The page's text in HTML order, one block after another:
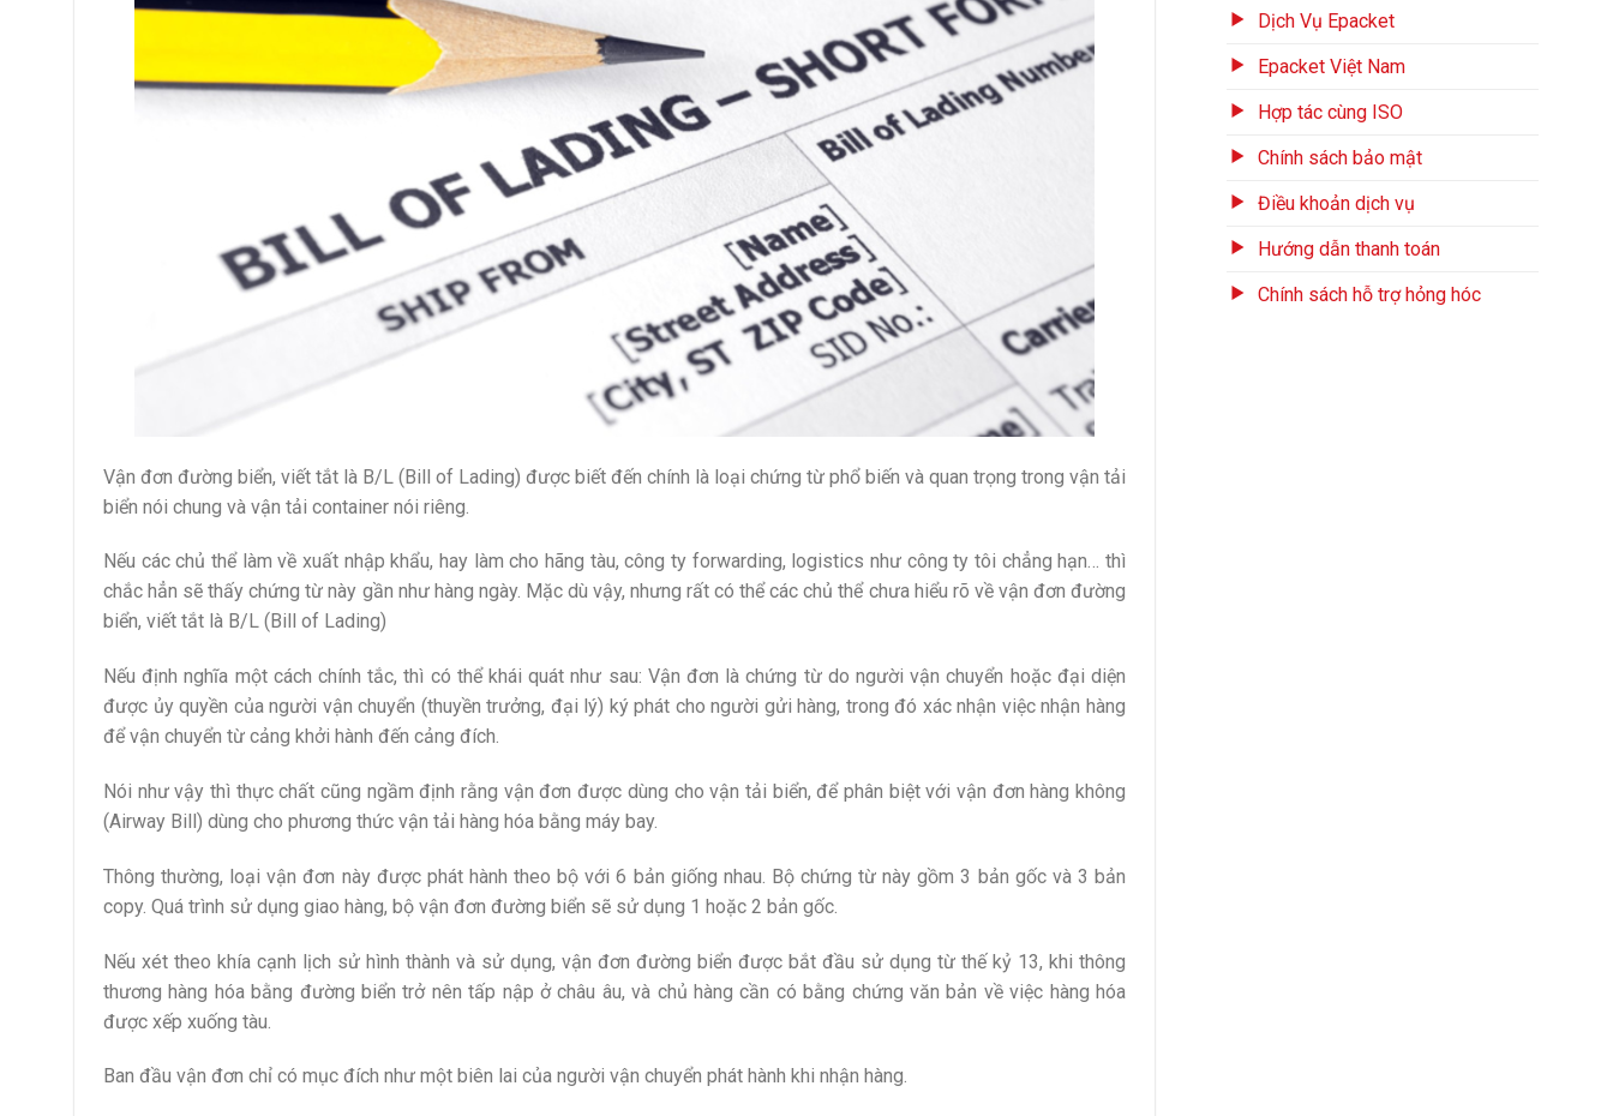
Vận đơn đường biển, viết tắt là B/L (Bill of Lading) được biết đến chính là loại chứng từ phổ biến và quan trọng trong vận tải
biển nói chung và vận tải container nói riêng.
Nếu các chủ thể làm về xuất nhập khẩu, hay làm cho hãng tàu, công ty forwarding, logistics như công ty tôi chẳng hạn… thì
chắc hẳn sẽ thấy chứng từ này gần như hàng ngày. Mặc dù vậy, nhưng rất có thể các chủ thể chưa hiểu rõ về vận đơn đường
biển, viết tắt là B/L (Bill of Lading)
Nếu định nghĩa một cách chính tắc, thì có thể khái quát như sau: Vận đơn là chứng từ do người vận chuyển hoặc đại diện
được ủy quyền của người vận chuyển (thuyền trưởng, đại lý) ký phát cho người gửi hàng, trong đó xác nhận việc nhận hàng
để vận chuyển từ cảng khởi hành đến cảng đích.
Nói như vậy thì thực chất cũng ngầm định rằng vận đơn được dùng cho vận tải biển, để phân biệt với vận đơn hàng không
(Airway Bill) dùng cho phương thức vận tải hàng hóa bằng máy bay.
Thông thường, loại vận đơn này được phát hành theo bộ với 6 bản giống nhau. Bộ chứng từ này gồm 3 bản gốc và 3 bản
copy. Quá trình sử dụng giao hàng, bộ vận đơn đường biển sẽ sử dụng 1 hoặc 2 bản gốc.
Nếu xét theo khía cạnh lịch sử hình thành và sử dụng, vận đơn đường biển được bắt đầu sử dụng từ thế kỷ 13, khi thông
thương hàng hóa bằng đường biển trở nên tấp nập ở châu âu, và chủ hàng cần có bằng chứng văn bản về việc hàng hóa
được xếp xuống tàu.
Ban đầu vận đơn chỉ có mục đích như một biên lai của người vận chuyển phát hành khi nhận hàng.
Dịch Vụ Epacket
Epacket Việt Nam
Hợp tác cùng ISO
Chính sách bảo mật
Điều khoản dịch vụ
Hướng dẫn thanh toán
Chính sách hỗ trợ hỏng hóc